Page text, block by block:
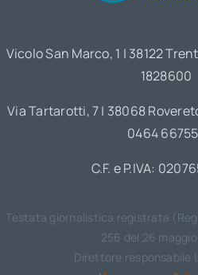
Vicolo San Marco, 1 | 38122
1828600
Via Tartarotti, 7 | 38068
0464
C.F. e P.IVA:
Testata giornalistica registrata
256 del 26
Direttore responsabile